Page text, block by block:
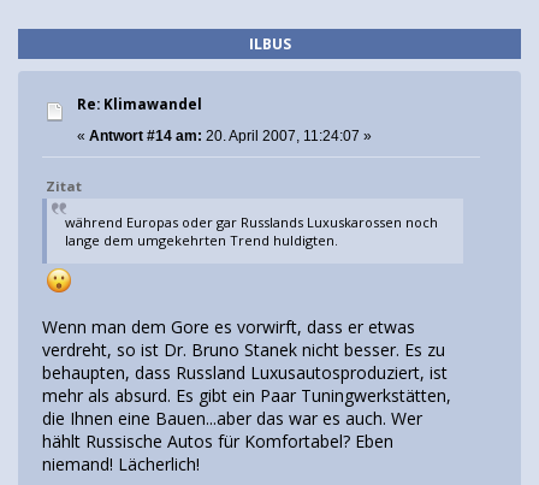
ILBUS
Re: Klimawandel
« Antwort #14 am: 20. April 2007, 11:24:07 »
Zitat
während Europas oder gar Russlands Luxuskarossen noch
lange dem umgekehrten Trend huldigten.
Wenn man dem Gore es vorwirft, dass er etwas
verdreht, so ist Dr. Bruno Stanek nicht besser. Es zu
behaupten, dass Russland Luxusautosproduziert, ist
mehr als absurd. Es gibt ein Paar Tuningwerkstätten,
die Ihnen eine Bauen...aber das war es auch. Wer
hählt Russische Autos für Komfortabel? Eben
niemand! Lächerlich!